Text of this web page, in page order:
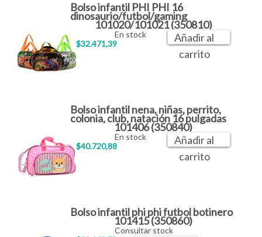
Bolso infantil PHI PHI 16
dinosaurio/futbol/gaming
101020/101021 (350810)
$32.471,39
En stock
Añadir al
carrito
Bolso infantil nena, niñas, perrito,
colonia, club, natación 16 pulgadas
101406 (350840)
$40.720,88
En stock
Añadir al
carrito
Bolso infantil phi phi futbol botinero
101415 (350860)
Consultar stock